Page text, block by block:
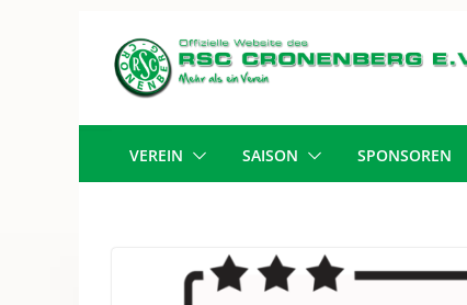
Inhalt
springen
VEREIN SAISON SPONSOREN